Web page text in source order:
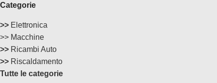
Categorie
>> Elettronica
>> Macchine
>> Ricambi Auto
>> Riscaldamento
Tutte le categorie